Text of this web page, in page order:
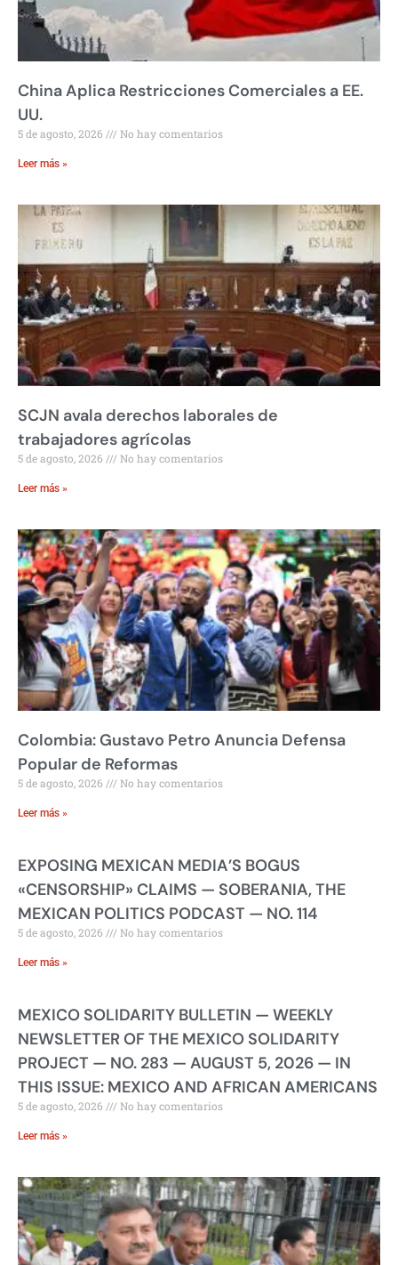
China Aplica Restricciones Comerciales a EE.
UU.
5 de agosto, 2026 No hay comentarios
Leer más »
SCJN avala derechos laborales de
trabajadores agrícolas
5 de agosto, 2026 No hay comentarios
Leer más »
Colombia: Gustavo Petro Anuncia Defensa
Popular de Reformas
5 de agosto, 2026 No hay comentarios
Leer más »
EXPOSING MEXICAN MEDIA’S BOGUS
«CENSORSHIP» CLAIMS — SOBERANIA, THE
MEXICAN POLITICS PODCAST — NO. 114
5 de agosto, 2026 No hay comentarios
Leer más »
MEXICO SOLIDARITY BULLETIN — WEEKLY
NEWSLETTER OF THE MEXICO SOLIDARITY
PROJECT — NO. 283 — AUGUST 5, 2026 — IN
THIS ISSUE: MEXICO AND AFRICAN AMERICANS
5 de agosto, 2026 No hay comentarios
Leer más »